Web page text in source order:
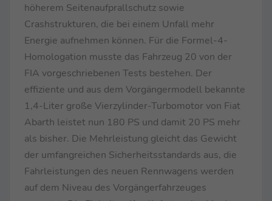
höherem Seitenaufprallschutz sowie
Crashstrukturen, die bei einem Unfall mehr
Energie aufnehmen können. Für die Formel-4-
Homologation musste das Fahrzeug 20 von der
FIA vorgeschriebenen Tests bestehen. Der
effiziente und aus dem Vorgängermodell bekannte
1,4-Liter große Vierzylinder-Turbomotor von Fiat
Abarth leistet nun 180 PS und damit 20 PS mehr
als bisher. Die Mehrleistung gleicht das Gewicht
der umfangreichen Sicherheitsstandards aus, die
Fahrleistungen des neuen Rennwagens werden
auf dem Niveau des Vorgängerfahrzeuges